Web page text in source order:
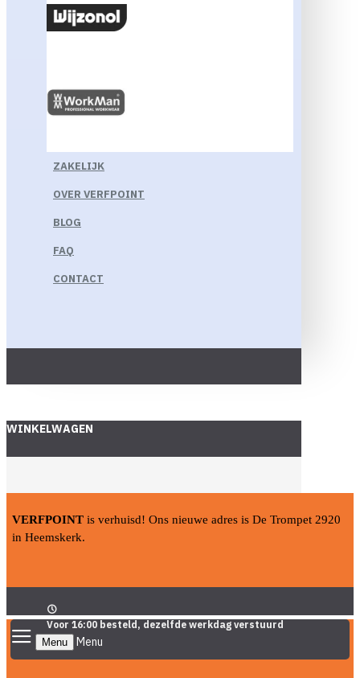
ZAKELIJK
OVER VERFPOINT
BLOG
FAQ
CONTACT
WINKELWAGEN
VERFPOINT is verhuisd! Ons nieuwe adres is De Trompet 2920
in Heemskerk.
Voor 16:00 besteld, dezelfde werkdag verstuurd
Menu